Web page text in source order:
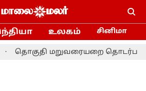
உலகம் சினிமா
மறுவரையறை தொடர்பான